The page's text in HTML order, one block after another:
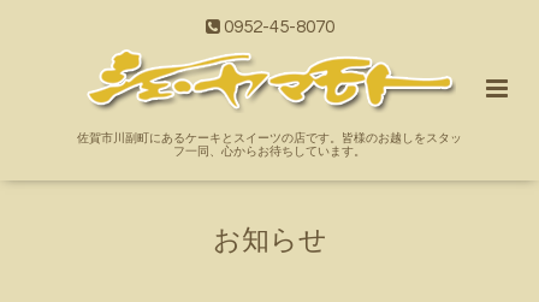
0952-45-8070
佐賀市川副町にあるケーキとスイーツの店です。皆様のお越しをスタッ
フ一同、心からお待ちしています。
お知らせ